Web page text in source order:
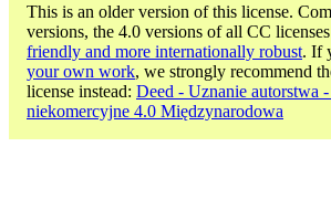
This is an older version of this license.
versions, the 4.0 versions of all CC
friendly and more internationally robust. If
your own work, we strongly recommend
license instead: Deed - Uznanie autorstwa
niekomercyjne 4.0 Międzynarodowa